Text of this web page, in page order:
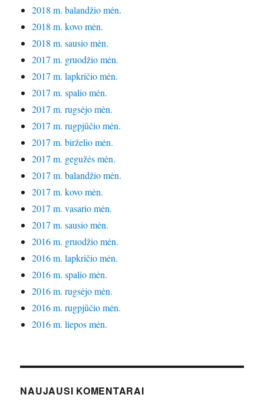
2018 m. balandžio mėn.
2018 m. kovo mėn.
2018 m. sausio mėn.
2017 m. gruodžio mėn.
2017 m. lapkričio mėn.
2017 m. spalio mėn.
2017 m. rugsėjo mėn.
2017 m. rugpjūčio mėn.
2017 m. birželio mėn.
2017 m. gegužės mėn.
2017 m. balandžio mėn.
2017 m. kovo mėn.
2017 m. vasario mėn.
2017 m. sausio mėn.
2016 m. gruodžio mėn.
2016 m. lapkričio mėn.
2016 m. spalio mėn.
2016 m. rugsėjo mėn.
2016 m. rugpjūčio mėn.
2016 m. liepos mėn.
NAUJAUSI KOMENTARAI